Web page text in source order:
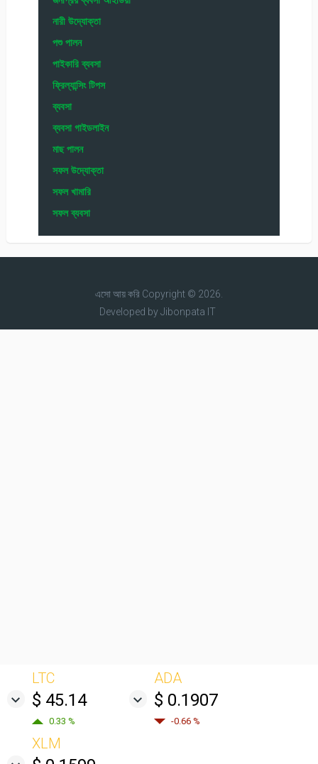
নারী উদ্যোক্তা
পশু পালন
পাইকারি ব্যবসা
ফ্রিল্যান্সিং টিপস
ব্যবসা
ব্যবসা গাইডলাইন
মাছ পালন
সফল উদ্যোক্তা
সফল খামারি
সফল ব্যবসা
এসো আয় করিCopyright © 2026.
Developed byJibonpata IT
LTC
$ 45.14
0.33 %
ADA
$ 0.1907
-0.66 %
XLM